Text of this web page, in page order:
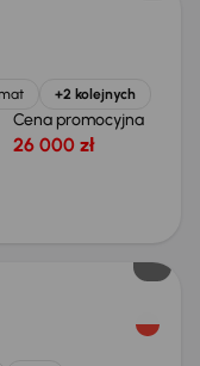
+2 kolejnych
Cena promocyjna
26 000 zł